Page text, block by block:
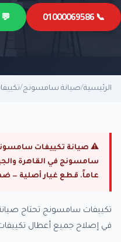
📞 01000069586
الرئيسية/صيانة سامسونج/
⚠ صيانة تكييفات
عاماً. قطع غيار أصلية — ضمان 6
تكييفات سامسونج تحتاج
في إصلاح جميع أعطال